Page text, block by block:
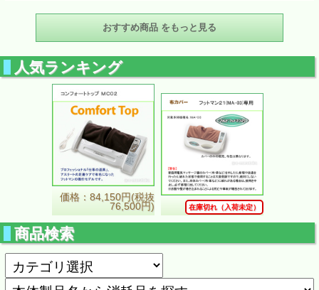
おすすめ商品 をもっと見る
人気ランキング
価格：84,150円(税抜
76,500円)
在庫切れ（入荷未定）
商品検索